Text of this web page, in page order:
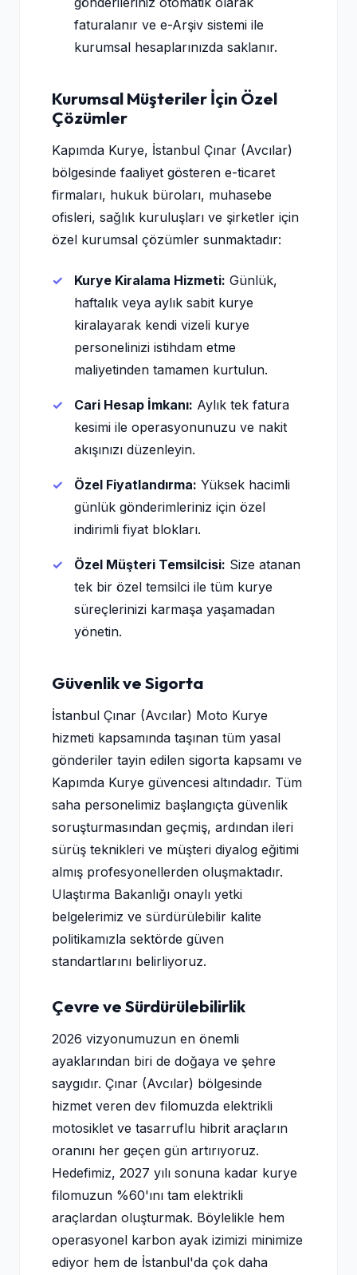
faturalanır ve e-Arşiv sistemi ile
kurumsal hesaplarınızda saklanır.
Kurumsal Müşteriler İçin Özel
Çözümler
Kapımda Kurye, İstanbul Çınar (Avcılar)
bölgesinde faaliyet gösteren e-ticaret
firmaları, hukuk büroları, muhasebe
ofisleri, sağlık kuruluşları ve şirketler için
özel kurumsal çözümler sunmaktadır:
Kurye Kiralama Hizmeti: Günlük,
haftalık veya aylık sabit kurye
kiralayarak kendi vizeli kurye
personelinizi istihdam etme
maliyetinden tamamen kurtulun.
Cari Hesap İmkanı: Aylık tek fatura
kesimi ile operasyonunuzu ve nakit
akışınızı düzenleyin.
Özel Fiyatlandırma: Yüksek hacimli
günlük gönderimleriniz için özel
indirimli fiyat blokları.
Özel Müşteri Temsilcisi: Size atanan
tek bir özel temsilci ile tüm kurye
süreçlerinizi karmaşa yaşamadan
yönetin.
Güvenlik ve Sigorta
İstanbul Çınar (Avcılar) Moto Kurye
hizmeti kapsamında taşınan tüm yasal
gönderiler tayin edilen sigorta kapsamı ve
Kapımda Kurye güvencesi altındadır. Tüm
saha personelimiz başlangıçta güvenlik
soruşturmasından geçmiş, ardından ileri
sürüş teknikleri ve müşteri diyalog eğitimi
almış profesyonellerden oluşmaktadır.
Ulaştırma Bakanlığı onaylı yetki
belgelerimiz ve sürdürülebilir kalite
politikamızla sektörde güven
standartlarını belirliyoruz.
Çevre ve Sürdürülebilirlik
2026 vizyonumuzun en önemli
ayaklarından biri de doğaya ve şehre
saygıdır. Çınar (Avcılar) bölgesinde
hizmet veren dev filomuzda elektrikli
motosiklet ve tasarruflu hibrit araçların
oranını her geçen gün artırıyoruz.
Hedefimiz, 2027 yılı sonuna kadar kurye
filomuzun %60'ını tam elektrikli
araçlardan oluşturmak. Böylelikle hem
operasyonel karbon ayak izimizi minimize
ediyor hem de İstanbul'da çok daha